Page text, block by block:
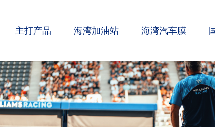
主打产品 海湾加油站 海湾汽车膜